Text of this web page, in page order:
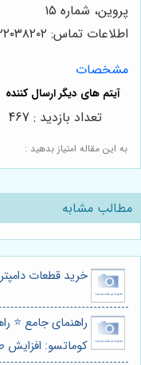
پروين، شماره ١٥
اطلاعات تماس: ٢٢٠٣٨٢٠٢ (١٠ خط)
مشخصات
به این مقاله امتیاز بدهید :
تعداد بازدید : 467
مطالب مشابه
خرید قطعات
راهنمای جامع ⭐️
کوماتسو: